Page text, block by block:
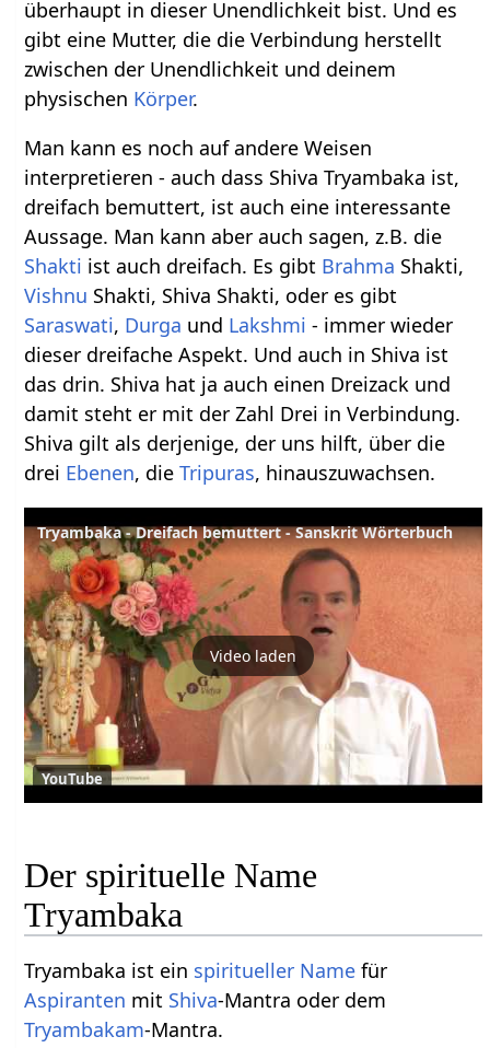
überhaupt in dieser Unendlichkeit bist. Und es
gibt eine Mutter, die die Verbindung herstellt
zwischen der Unendlichkeit und deinem
physischen Körper.
Man kann es noch auf andere Weisen
interpretieren - auch dass Shiva Tryambaka ist,
dreifach bemuttert, ist auch eine interessante
Aussage. Man kann aber auch sagen, z.B. die
Shakti ist auch dreifach. Es gibt Brahma Shakti,
Vishnu Shakti, Shiva Shakti, oder es gibt
Saraswati, Durga und Lakshmi - immer wieder
dieser dreifache Aspekt. Und auch in Shiva ist
das drin. Shiva hat ja auch einen Dreizack und
damit steht er mit der Zahl Drei in Verbindung.
Shiva gilt als derjenige, der uns hilft, über die
drei Ebenen, dieTripuras, hinauszuwachsen.
Tryambaka - Dreifach bemuttert - Sanskrit Wörterbuch
Video laden
YouTube
Der spirituelle Name
Tryambaka
Tryambaka ist ein spiritueller Name für
Aspiranten mit Shiva-Mantra oder dem
Tryambakam-Mantra.